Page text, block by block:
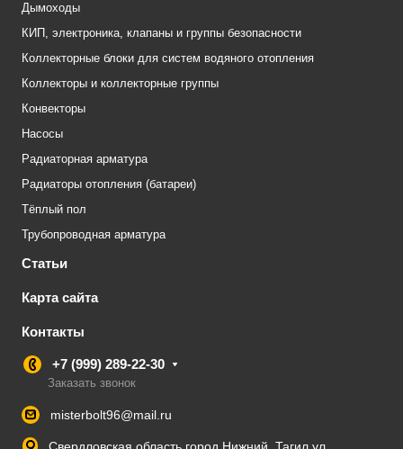
Дымоходы
КИП, электроника, клапаны и группы безопасности
Коллекторные блоки для систем водяного отопления
Коллекторы и коллекторные группы
Конвекторы
Насосы
Радиаторная арматура
Радиаторы отопления (батареи)
Тёплый пол
Трубопроводная арматура
Статьи
Карта сайта
Контакты
+7 (999) 289-22-30
Заказать звонок
misterbolt96@mail.ru